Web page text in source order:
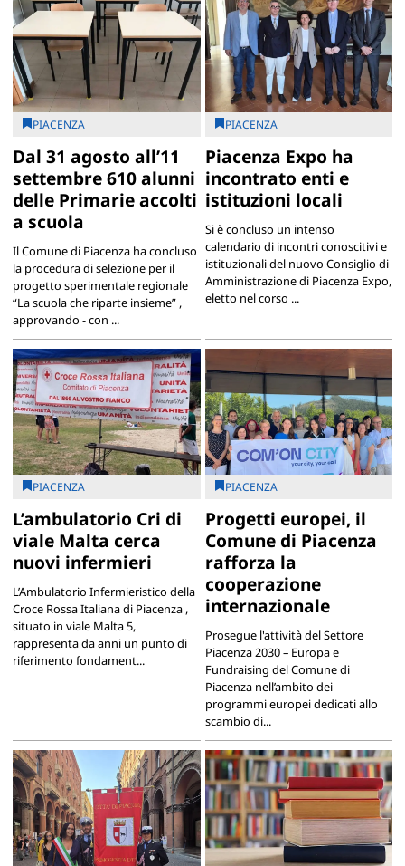
PIACENZA
Dal 31 agosto all’11
settembre 610 alunni
delle Primarie accolti
a scuola
Il Comune di Piacenza ha concluso
la procedura di selezione per il
progetto sperimentale regionale
“La scuola che riparte insieme” ,
approvando - con ...
PIACENZA
Piacenza Expo ha
incontrato enti e
istituzioni locali
Si è concluso un intenso
calendario di incontri conoscitivi e
istituzionali del nuovo Consiglio di
Amministrazione di Piacenza Expo,
eletto nel corso ...
PIACENZA
L’ambulatorio Cri di
viale Malta cerca
nuovi infermieri
L’Ambulatorio Infermieristico della
Croce Rossa Italiana di Piacenza ,
situato in viale Malta 5,
rappresenta da anni un punto di
riferimento fondament...
PIACENZA
Progetti europei, il
Comune di Piacenza
rafforza la
cooperazione
internazionale
Prosegue l'attività del Settore
Piacenza 2030 – Europa e
Fundraising del Comune di
Piacenza nell’ambito dei
programmi europei dedicati allo
scambio di...